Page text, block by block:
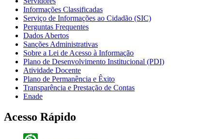
Informações Classificadas
Serviço de Informações ao Cidadão (SIC)
Perguntas Frequentes
Dados Abertos
Sanções Administrativas
Sobre a Lei de Acesso à Informação
Plano de Desenvolvimento Institucional (PDI)
Atividade Docente
Plano de Permanência e Êxito
Transparência e Prestação de Contas
Enade
Acesso Rápido